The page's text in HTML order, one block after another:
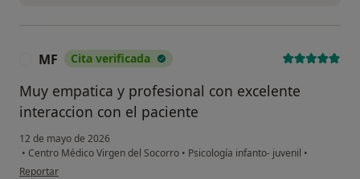
MF Cita verificada
Muy empatica y profesional con excelente
interaccion con el paciente
12 de mayo de 2026
• Centro Médico Virgen del Socorro • Psicología infanto- juvenil •
en opinión del usuario MF
Reportar